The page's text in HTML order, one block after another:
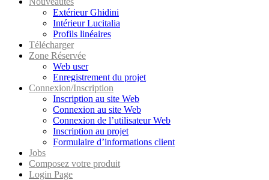
Extérieur Ghidini
Intérieur Lucitalia
Profils linéaires
Télécharger
Zone Réservée
Web user
Enregistrement du projet
Connexion/Inscription
Inscription au site Web
Connexion au site Web
Connexion de l’utilisateur Web
Inscription au projet
Formulaire d’informations client
Jobs
Composez votre produit
Login Page